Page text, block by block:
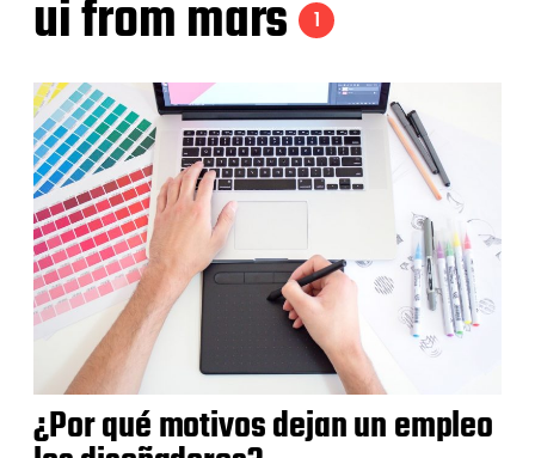
ui from mars 1
¿Por qué motivos dejan un empleo